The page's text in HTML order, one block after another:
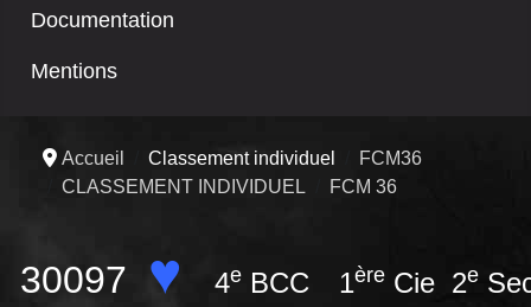
Documentation
Mentions
Accueil Classement individuel
FCM36
CLASSEMENT INDIVIDUEL
FCM 36
30097 ♥ 4e BCC 1ère Cie 2e